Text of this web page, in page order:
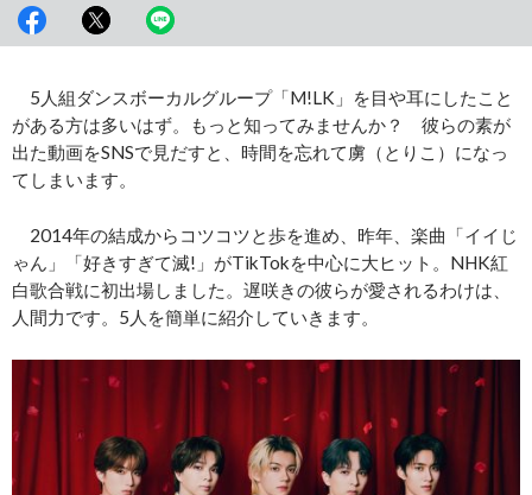
5人組ダンスボーカルグループ「M!LK」を目や耳にしたこと
がある方は多いはず。もっと知ってみませんか？ 彼らの素が
出た動画をSNSで見だすと、時間を忘れて虜（とりこ）になっ
てしまいます。
2014年の結成からコツコツと歩を進め、昨年、楽曲「イイじ
ゃん」「好きすぎて滅!」がTikTokを中心に大ヒット。NHK紅
白歌合戦に初出場しました。遅咲きの彼らが愛されるわけは、
人間力です。5人を簡単に紹介していきます。